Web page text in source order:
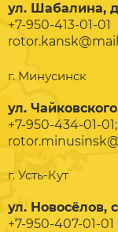
ул. Шабалина,
+7-950-413-01-01
г. Минусинск
ул.
+7-950-434-01-
г. Усть-Кут
ул. Новосёлов,
+7-950-407-01-01